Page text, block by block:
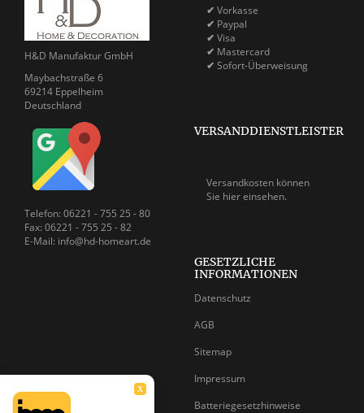
X
H&D Manufaktur GmbH
Maybachstraße 6
69214 Eppelheim
Deutschland
Telefon: 06221 - 755 25 - 80
Fax: 06221 - 755 25 - 82
E-Mail: info@hd-homeart.de
✔ Vorkasse
✔ Paypal
✔ Visa
✔ Mastercard
✔ Sofort-Überweisung
VERSANDDIENSTLEISTER
Versandkosten können
Sie hier einsehen.
GESETZLICHE
INFORMATIONEN
Datenschutz
AGB
Sitemap
Impressum
Batteriegesetzhinweise